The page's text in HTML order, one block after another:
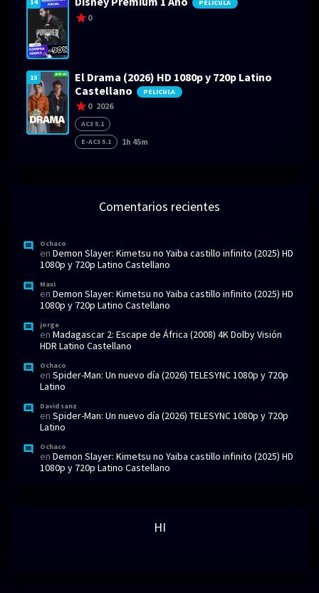
PELICULA
0
15
El Drama (2026) HD 1080p y 720p Latino
Castellano
PELICULA
0 2026
AC3 5.1
E-AC3 5.1
1h 45m
Comentarios recientes
Ochaco
en Demon Slayer: Kimetsu no Yaiba castillo infinito (2025) HD
1080p y 720p Latino Castellano
Maxi
en Demon Slayer: Kimetsu no Yaiba castillo infinito (2025) HD
1080p y 720p Latino Castellano
jorge
en Madagascar 2: Escape de África (2008) 4K Dolby Visión
HDR Latino Castellano
Ochaco
en Spider-Man: Un nuevo día (2026) TELESYNC 1080p y 720p
Latino
David sanz
en Spider-Man: Un nuevo día (2026) TELESYNC 1080p y 720p
Latino
Ochaco
en Demon Slayer: Kimetsu no Yaiba castillo infinito (2025) HD
1080p y 720p Latino Castellano
HI